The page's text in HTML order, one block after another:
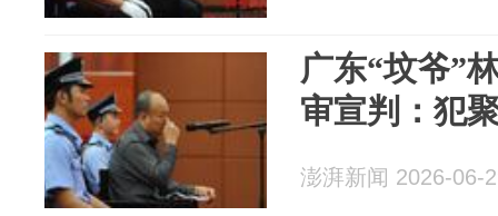
广东“坟爷”
审宣判：犯
澎湃新闻 2026-06-